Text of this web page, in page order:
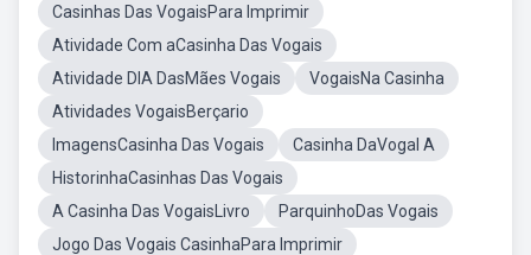
Casinhas Das VogaisPara Imprimir
Atividade Com aCasinha Das Vogais
Atividade DIA DasMães Vogais
VogaisNa Casinha
Atividades VogaisBerçario
ImagensCasinha Das Vogais
Casinha DaVogal A
HistorinhaCasinhas Das Vogais
A Casinha Das VogaisLivro
ParquinhoDas Vogais
Jogo Das Vogais CasinhaPara Imprimir